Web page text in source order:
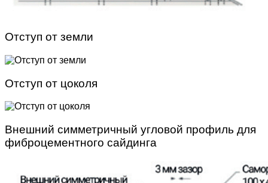
Отступ от земли
Отступ от цоколя
Внешний симметричный угловой профиль для
фиброцементного сайдинга